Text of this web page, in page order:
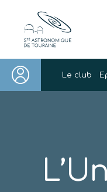
content
Société
Un regard plus
Le club